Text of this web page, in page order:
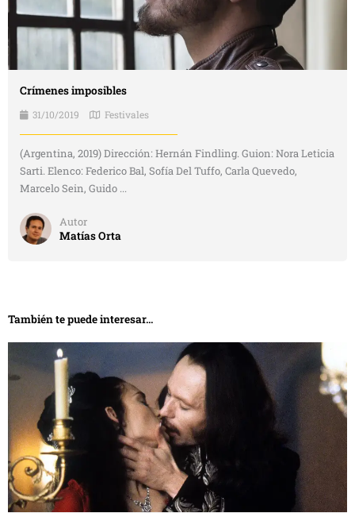
Crímenes imposibles
31/10/2019 Festivales
(Argentina, 2019) Dirección: Hernán Findling. Guion: Nora Leticia
Sarti. Elenco: Federico Bal, Sofía Del Tuffo, Carla Quevedo,
Marcelo Sein, Guido ...
Autor
Matías Orta
También te puede interesar...